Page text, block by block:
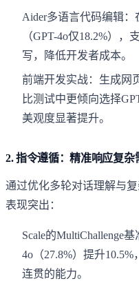
Aider多语言代码编辑：
（GPT-4o仅18.2%）
写，降低开发者成本。
前端开发实战：生成网
比测试中更倾向选择
美观度显著提升。
2.指令遵循：精准响应复杂
通过优化多轮对话理解与
表现突出：
Scale的MultiChallenge
4o（27.8%）提升
连贯的能力。